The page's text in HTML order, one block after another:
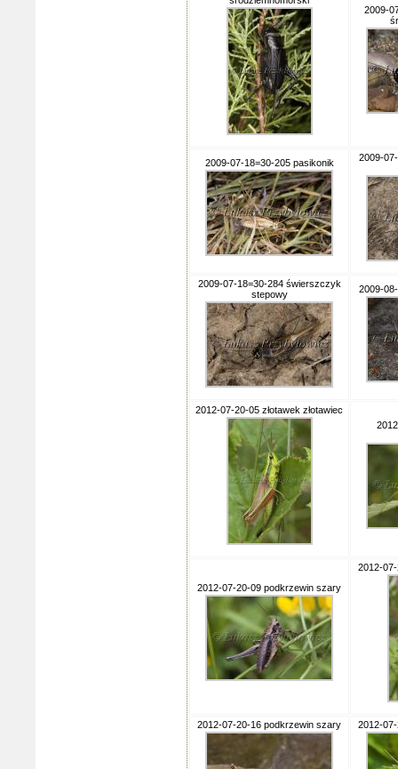
2009-
2009-07-18=30-205 pasikonik 2009-
2009-07-18=30-284 świerszczyk
stepowy
2009-
2012-07-20-05 złotawek złotawiec
2012-07-20-09 podkrzewin szary
2012-
2012-07-20-16 podkrzewin szary 2012-